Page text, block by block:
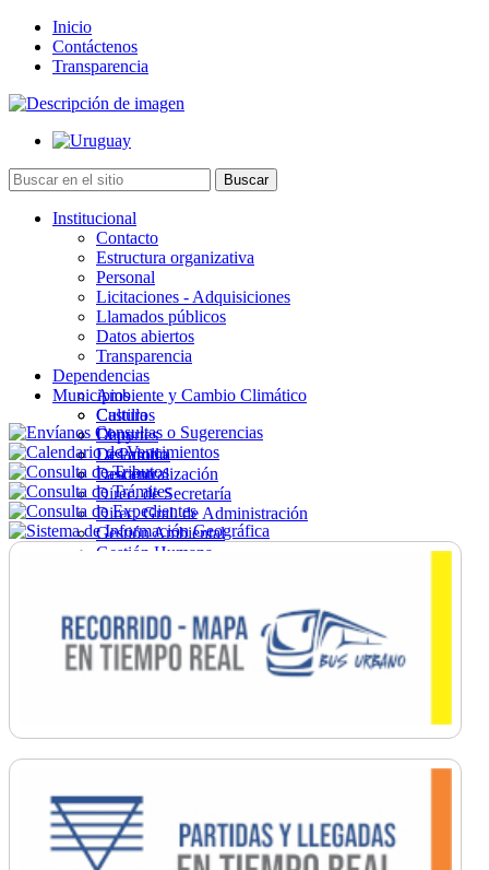
Inicio
Contáctenos
Transparencia
Institucional
Contacto
Estructura organizativa
Personal
Licitaciones - Adquisiciones
Llamados públicos
Datos abiertos
Transparencia
Dependencias
Ambiente y Cambio Climático
Cultura
Deportes
Desarrollo
Descentralización
Direc. de Secretaría
Direc. Gral. de Administración
Gestión Ambiental
Gestión Humana
Ordenamiento
Promoción Social
Salud
Secretaría General
Municipios
Castillos
Chuy
La Paloma
Lascano